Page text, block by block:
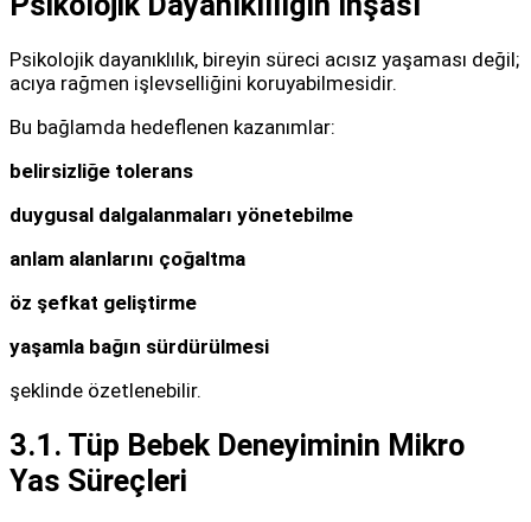
Psikolojik dayanıklılık, bireyin süreci acısız yaşaması değil;
acıya rağmen işlevselliğini koruyabilmesidir.
Bu bağlamda hedeflenen kazanımlar:
belirsizliğe tolerans
duygusal dalgalanmaları yönetebilme
anlam alanlarını çoğaltma
öz şefkat geliştirme
yaşamla bağın sürdürülmesi
şeklinde özetlenebilir.
3.1. Tüp Bebek Deneyiminin Mikro
Yas Süreçleri